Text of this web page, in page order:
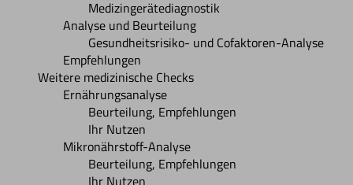
Medizingerätediagnostik
Analyse und Beurteilung
Gesundheitsrisiko- und Cofaktoren-Analyse
Empfehlungen
Weitere medizinische Checks
Ernährungsanalyse
Beurteilung, Empfehlungen
Ihr Nutzen
Mikronährstoff-Analyse
Beurteilung, Empfehlungen
Ihr Nutzen